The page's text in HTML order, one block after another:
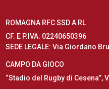
ROMAGNA RFC SSD A RL
CF. E P.IVA: 02240650396
SEDE LEGALE: Via Giordano
CAMPO DA GIOCO
“Stadio del Rugby di Cesena”,